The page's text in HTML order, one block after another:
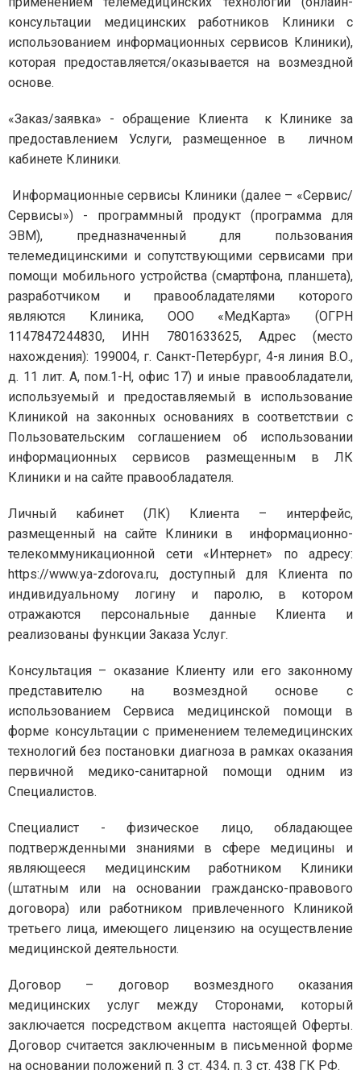
консультации медицинских работников Клиники с
использованием информационных сервисов Клиники),
которая предоставляется/оказывается на возмездной
основе.
«Заказ/заявка» - обращение Клиента к Клинике за
предоставлением Услуги, размещенное в личном
кабинете Клиники.
Информационные сервисы Клиники (далее – «Сервис/
Сервисы») - программный продукт (программа для
ЭВМ), предназначенный для пользования
телемедицинскими и сопутствующими сервисами при
помощи мобильного устройства (смартфона, планшета),
разработчиком и правообладателями которого
являются Клиника, ООО «МедКарта» (ОГРН
1147847244830, ИНН 7801633625, Адрес (место
нахождения): 199004, г. Санкт-Петербург, 4-я линия В.О.,
д. 11 лит. А, пом.1-Н, офис 17) и иные правообладатели,
используемый и предоставляемый в использование
Клиникой на законных основаниях в соответствии с
Пользовательским соглашением об использовании
информационных сервисов размещенным в ЛК
Клиники и на сайте правообладателя.
Личный кабинет (ЛК) Клиента – интерфейс,
размещенный на сайте Клиники в информационно-
телекоммуникационной сети «Интернет» по адресу:
https://www.ya-zdorova.ru, доступный для Клиента по
индивидуальному логину и паролю, в котором
отражаются персональные данные Клиента и
реализованы функции Заказа Услуг.
Консультация – оказание Клиенту или его законному
представителю на возмездной основе с
использованием Сервиса медицинской помощи в
форме консультации с применением телемедицинских
технологий без постановки диагноза в рамках оказания
первичной медико-санитарной помощи одним из
Специалистов.
Специалист - физическое лицо, обладающее
подтвержденными знаниями в сфере медицины и
являющееся медицинским работником Клиники
(штатным или на основании гражданско-правового
договора) или работником привлеченного Клиникой
третьего лица, имеющего лицензию на осуществление
медицинской деятельности.
Договор – договор возмездного оказания
медицинских услуг между Сторонами, который
заключается посредством акцепта настоящей Оферты.
Договор считается заключенным в письменной форме
на основании положений п. 3 ст. 434, п. 3 ст. 438 ГК РФ.